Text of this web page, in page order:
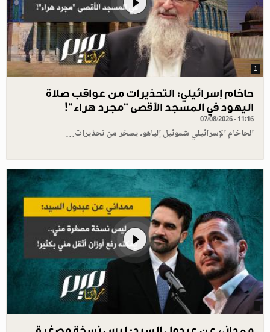
1
حاخام إسرائيلي: التحذيرات من عواقب صلاة
اليهود في المسجد الأقصى "مجرد هراء"!
07/08/2026 - 11:16
الحاخام الإسرائيلي شموئيل إلياهو، يسخر من تحذيرات…